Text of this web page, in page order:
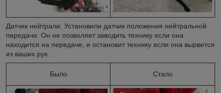
Датчик нейтрали. Установили датчик положения нейтральной
передачи. Он не позволяет заводить технику если она
находится на передаче, и остановит технику если она вырвется
из ваших рук.
Было Стало